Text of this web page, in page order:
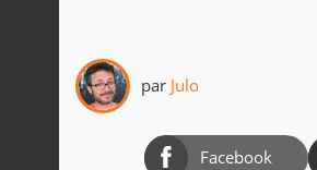
par Julo
Facebook